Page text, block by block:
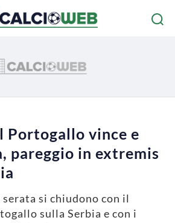
Portogallo vince e
pareggio in extremis
si chiudono con il
sulla Serbia e con i